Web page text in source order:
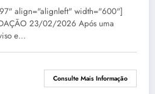
align="alignleft" width="600"]
23/02/2026 Após uma
e…
Consulte Mais Informação